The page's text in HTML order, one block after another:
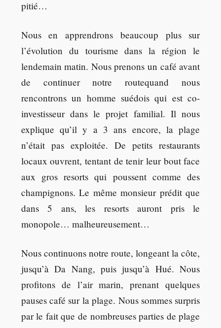
pitié…
Nous en apprendrons beaucoup plus sur
l’évolution du tourisme dans la région le
lendemain matin. Nous prenons un café avant
de continuer notre routequand nous
rencontrons un homme suédois qui est co-
investisseur dans le projet familial. Il nous
explique qu’il y a 3 ans encore, la plage
n’était pas exploitée. De petits restaurants
locaux ouvrent, tentant de tenir leur bout face
aux gros resorts qui poussent comme des
champignons. Le même monsieur prédit que
dans 5 ans, les resorts auront pris le
monopole… malheureusement…
Nous continuons notre route, longeant la côte,
jusqu’à Da Nang, puis jusqu’à Hué. Nous
profitons de l’air marin, prenant quelques
pauses café sur la plage. Nous sommes surpris
par le fait que de nombreuses parties de plage